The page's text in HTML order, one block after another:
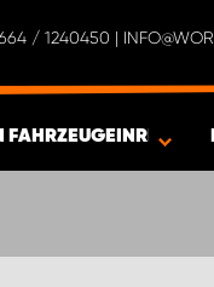
/ 1240450 |